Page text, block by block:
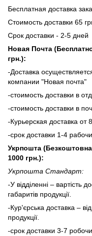
Бесплатная доставка
Стоимость доставки 65
Срок доставки - 2-5 дней
Новая Почта
грн.):
-Доставка
компании "Новая почта"
-стоимость доставки в
-стоимость доставки в
-Курьерская доставка от
-срок доставки 1-4
Укрпошта (Безкоштовна
1000 грн.):
Укрпошта Стандарт:
-У відділенні – вартість
габаритів продукції.
-Кур'єрська доставка –
продукції.
-срок доставки 3-7